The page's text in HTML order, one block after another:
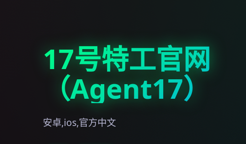
17号特工官网
（Agent17）
安卓,ios,官方中文